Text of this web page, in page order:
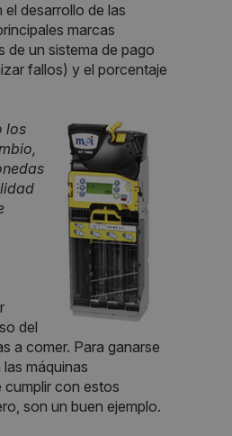
desarrollo de las
marcas
de un sistema de pago
fallos) y el porcentaje
los
del
a comer. Para ganarse
máquinas
cumplir con estos
son un buen ejemplo.